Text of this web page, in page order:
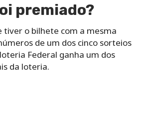
premiado?
tiver o bilhete com a mesma
de um dos cinco sorteios
Federal ganha um dos
da loteria.